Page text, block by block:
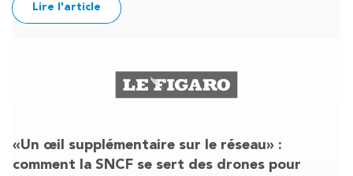
Lire l'article
«Un œil supplémentaire sur le réseau» :
comment la SNCF se sert des drones pour